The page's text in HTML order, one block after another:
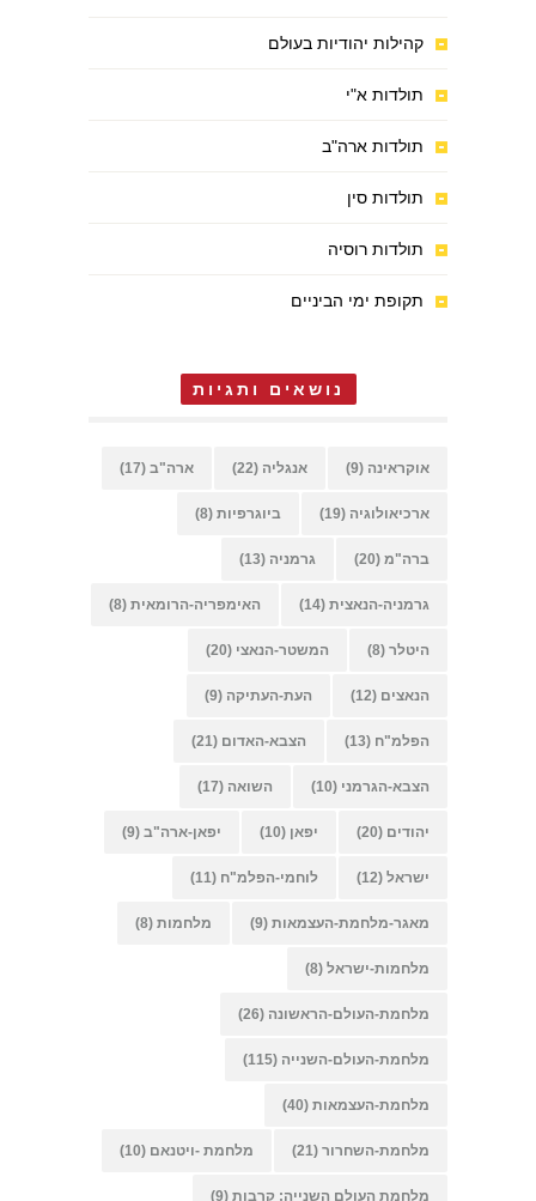
קהילות יהודיות בעולם
תולדות א"י
תולדות ארה"ב
תולדות סין
תולדות רוסיה
תקופת ימי הביניים
נושאים ותגיות
אוקראינה (9) אנגליה (22) ארה"ב (17)
ארכיאולוגיה (19) ביוגרפיות (8)
ברה"מ (20) גרמניה (13)
גרמניה-הנאצית (14) האימפריה-הרומאית (8)
היטלר (8) המשטר-הנאצי (20)
הנאצים (12) העת-העתיקה (9)
הפלמ"ח (13) הצבא-האדום (21)
הצבא-הגרמני (10) השואה (17)
יהודים (20) יפאן (10) יפאן-ארה"ב (9)
ישראל (12) לוחמי-הפלמ"ח (11)
מאגר-מלחמת-העצמאות (9) מלחמות (8)
מלחמות-ישראל (8)
מלחמת-העולם-הראשונה (26)
מלחמת-העולם-השנייה (115)
מלחמת-העצמאות (40)
מלחמת-השחרור (21) מלחמת -ויטנאם (10)
מלחמת העולם השנייה: קרבות (9)